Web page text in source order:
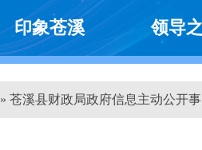
印象苍溪 领导
» 苍溪县财政局政府信息主动公开